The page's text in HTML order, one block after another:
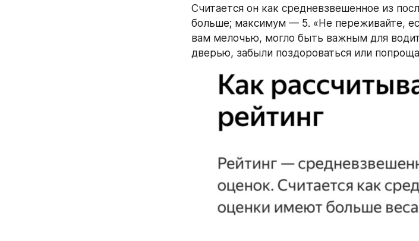
Считается он как средневзвешенное из
больше; максимум — 5. «Не переживайте,
вам мелочью, могло быть важным для
дверью, забыли поздороваться или